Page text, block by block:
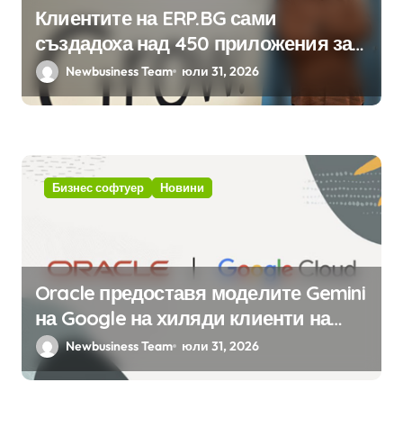
Клиентите на ERP.BG сами
създадоха над 450 приложения за
ERP системата с помощта на
вградения в нея изкуствен
Newbusiness Team юли 31, 2026
Бизнес софтуер Новини
Oracle предоставя моделите Gemini
на Google на хиляди клиенти на
бизнес приложения
Newbusiness Team юли 31, 2026